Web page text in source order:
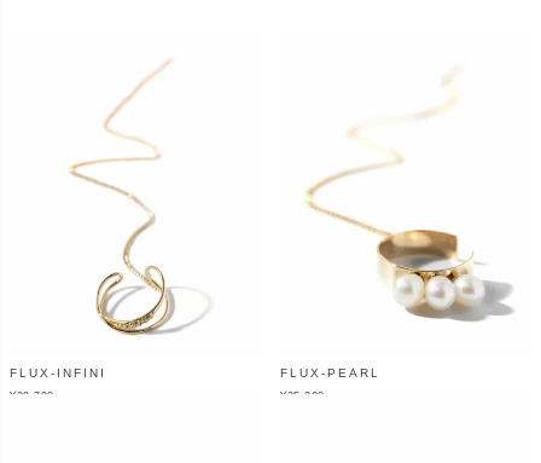
FLUX-INFINI
¥29,700
FLUX-PEARL
¥25,300